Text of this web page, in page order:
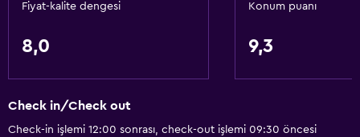
Fiyat-kalite dengesi
8,0
Konum puanı
9,3
Check in/Check out
Check-in işlemi 12:00 sonrası, check-out işlemi 09:30 öncesi